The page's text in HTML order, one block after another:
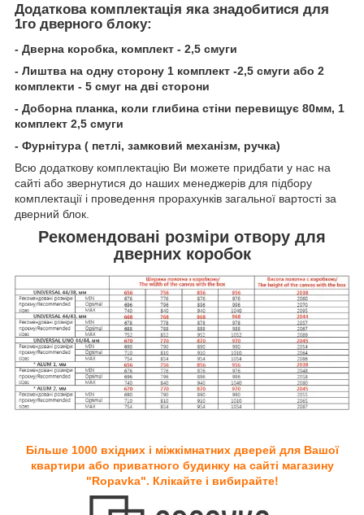
Додаткова комплектація яка знадобитися для
1го дверного блоку:
- Дверна коробка, комплект - 2,5 смуги
- Лиштва на одну сторону 1 комплект -2,5 смуги або 2
комплекти - 5 смуг на дві сторони
- Доборна планка, коли глибина стіни перевищує 80мм, 1
комплект 2,5 смуги
- Фурнітура ( петлі, замковий механізм, ручка)
Всю додаткову комплектацію Ви можете придбати у нас на
сайті або звернутися до наших менеджерів для підбору
комплектації і проведення прорахунків загальної вартості за
дверний блок.
Рекомендовані розміри отвору для
дверних коробок
Більше 1000 вхідних і міжкімнатних дверей для Вашої
квартири або приватного будинку на сайті магазину
"Ropavka". Клікайте і вибирайте!